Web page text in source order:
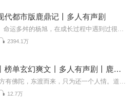
代都市版鹿鼎记丨多人有声剧
2394.1万
本王姓王丨榜单玄幻爽文丨多人有声剧丨鹿鼎记
12.7万